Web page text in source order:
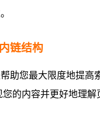
链结构
助您最大限度地提高
的内容并更好地理解